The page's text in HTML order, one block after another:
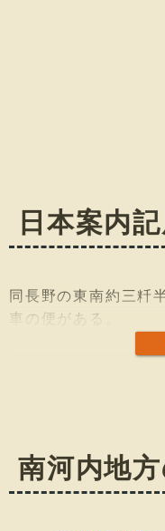
日本案内
同長野の東南約三粁
車の便がある。
皇室の御歸依が厚か
關係が特に深く、正
南河内地